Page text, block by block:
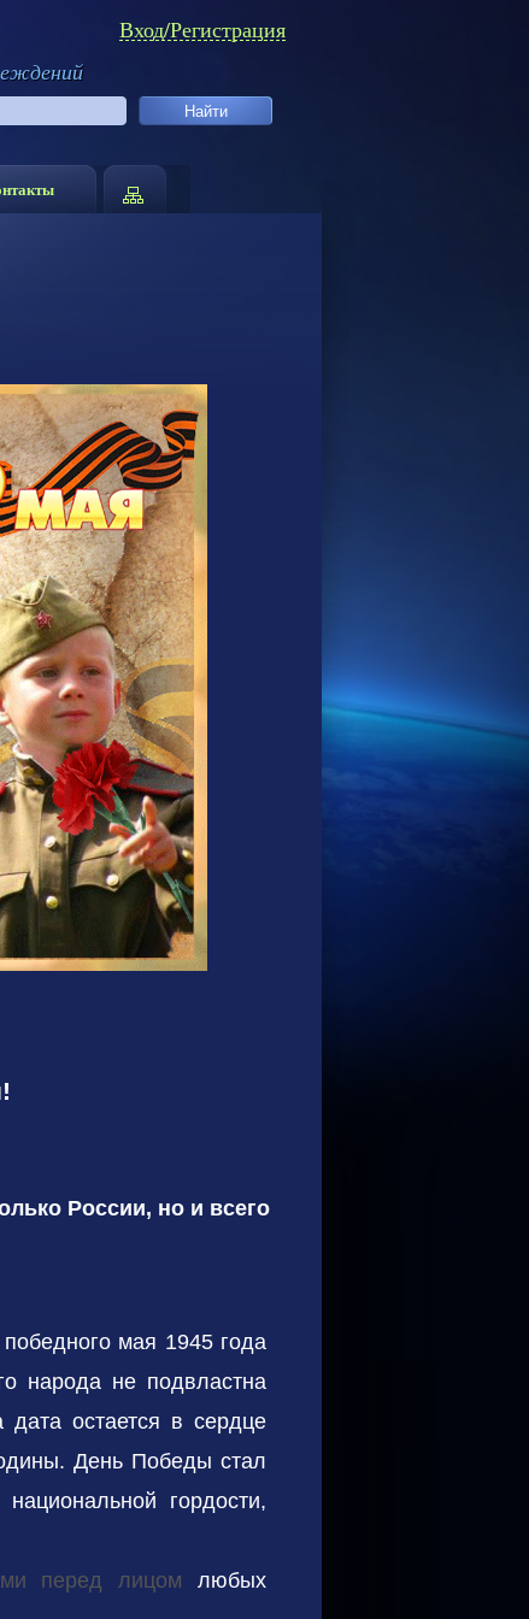
Вход/Регистрация
России, но и всего
мая 1945 года
народа не подвластна
остается в сердце
День Победы стал
гордости,
перед лицомлюбых